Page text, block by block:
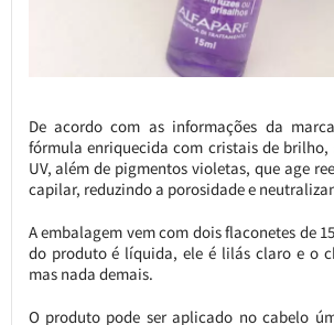
De acordo com as informações da
fórmula enriquecida com cristais de
UV, além de pigmentos violetas, que age
capilar, reduzindo a porosidade e
A embalagem vem com dois flaconetes de
do produto é líquida, ele é lilás claro e o
mas nada demais.
O produto pode ser aplicado no cabelo